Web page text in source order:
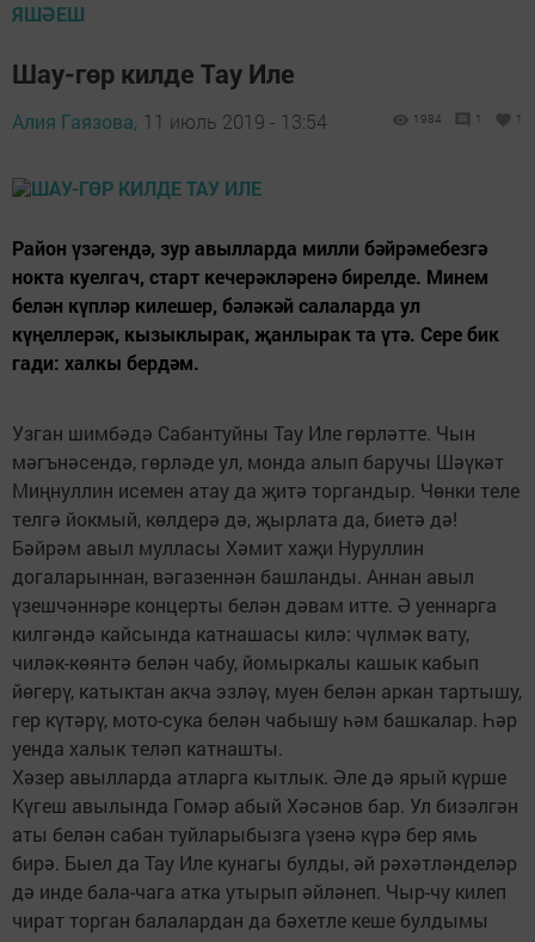
ЯШӘЕШ
Шау-гөр килде Тау Иле
Алия Гаязова, 11 июль 2019 - 13:54 1984 1 1
Район үзәгендә, зур авылларда милли бәйрәмебезгә
нокта куелгач, старт кечерәкләренә бирелде. Минем
белән күпләр килешер, бәләкәй салаларда ул
күңеллерәк, кызыклырак, җанлырак та үтә. Сере бик
гади: халкы бердәм.
Узган шимбәдә Сабантуйны Тау Иле гөрләтте. Чын
мәгънәсендә, гөрләде ул, монда алып баручы Шәүкәт
Миңнуллин исемен атау да җитә торгандыр. Чөнки теле
телгә йокмый, көлдерә дә, җырлата да, биетә дә!
Бәйрәм авыл мулласы Хәмит хаҗи Нуруллин
догаларыннан, вәгазеннән башланды. Аннан авыл
үзешчәннәре концерты белән дәвам итте. Ә уеннарга
килгәндә кайсында катнашасы килә: чүлмәк вату,
чиләк-көянтә белән чабу, йомыркалы кашык кабып
йөгерү, катыктан акча эзләү, муен белән аркан тартышу,
гер күтәрү, мото-сука белән чабышу һәм башкалар. Һәр
уенда халык теләп катнашты.
Хәзер авылларда атларга кытлык. Әле дә ярый күрше
Күгеш авылында Гомәр абый Хәсәнов бар. Ул бизәлгән
аты белән сабан туйларыбызга үзенә күрә бер ямь
бирә. Быел да Тау Иле кунагы булды, әй рәхәтләнделәр
дә инде бала-чага атка утырып әйләнеп. Чыр-чу килеп
чират торган балалардан да бәхетле кеше булдымы